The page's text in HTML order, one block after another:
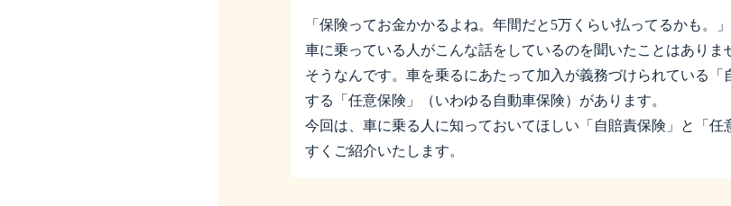
「保険ってお金かかるよね。年間だと5万くらい払ってるかも。」
車に乗っている人がこんな話をしているのを聞いたことはありま
そうなんです。車を乗るにあたって加入が義務づけられている「
する「任意保険」（いわゆる自動車保険）があります。
今回は、車に乗る人に知っておいてほしい「自賠責保険」と「任
すくご紹介いたします。